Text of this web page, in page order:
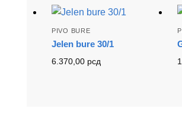
PIVO BURE
Jelen bure 30/1
6.370,00 рсд